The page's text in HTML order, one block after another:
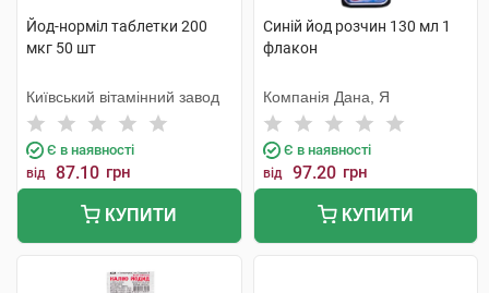
Йод-норміл таблетки 200
мкг 50 шт
Київський вітамінний завод
Є в наявності
від 87.10 грн
КУПИТИ
Синій йод розчин 130 мл 1
флакон
Компанія Дана, Я
Є в наявності
від 97.20 грн
КУПИТИ